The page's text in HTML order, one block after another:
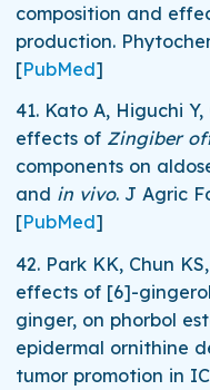
composition and
production.
[PubMed]
41. Kato A, Higuchi
effects of Zingiber
components on
and in vivo. J Agric
[PubMed]
42. Park KK, Chun
effects of [6]-
ginger, on phorbol
epidermal ornithine
tumor promotion in